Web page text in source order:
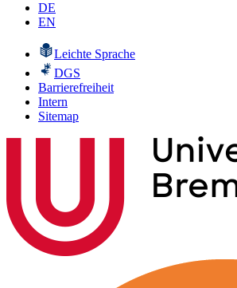
DE
EN
Leichte Sprache
DGS
Barrierefreiheit
Intern
Sitemap